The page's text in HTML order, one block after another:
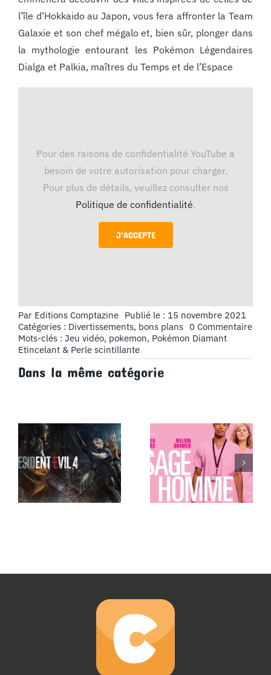
l’île d’Hokkaido au Japon, vous fera affronter la Team
Galaxie et son chef mégalo et, bien sûr, plonger dans
la mythologie entourant les Pokémon Légendaires
Dialga et Palkia, maîtres du Temps et de l’Espace
Pour des raisons de confidentialité YouTube a
besoin de votre autorisation pour charger.
Pour plus de détails, veuillez consulter nos
Politique de confidentialité.
J'ACCEPTE
Par Editions Comptazine Publié le : 15 novembre 2021
Catégories : Divertissements, bons plans 0 Commentaireon
:
Mots-clés : Jeu vidéo, pokemon, Pokémon Diamant
Etincelant & Perle scintillante
Dans la même catégorie
Jeu video :
Resident Evil
4
Cinéma :
Sage-Homme